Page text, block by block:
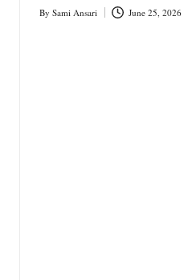
Posted
By Sami Ansari June 25, 2026